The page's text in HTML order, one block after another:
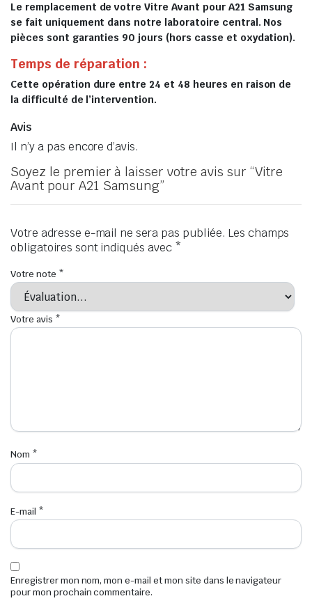
Le remplacement de votre Vitre Avant pour A21 Samsung
se fait uniquement dans notre laboratoire central. Nos
pièces sont garanties 90 jours (hors casse et oxydation).
Temps de réparation :
Cette opération dure entre 24 et 48 heures en raison de
la difficulté de l’intervention.
Avis
Il n’y a pas encore d’avis.
Soyez le premier à laisser votre avis sur “Vitre
Avant pour A21 Samsung”
Votre adresse e-mail ne sera pas publiée. Les champs
obligatoires sont indiqués avec *
Votre note *
Votre avis *
Nom *
E-mail *
Enregistrer mon nom, mon e-mail et mon site dans le navigateur
pour mon prochain commentaire.